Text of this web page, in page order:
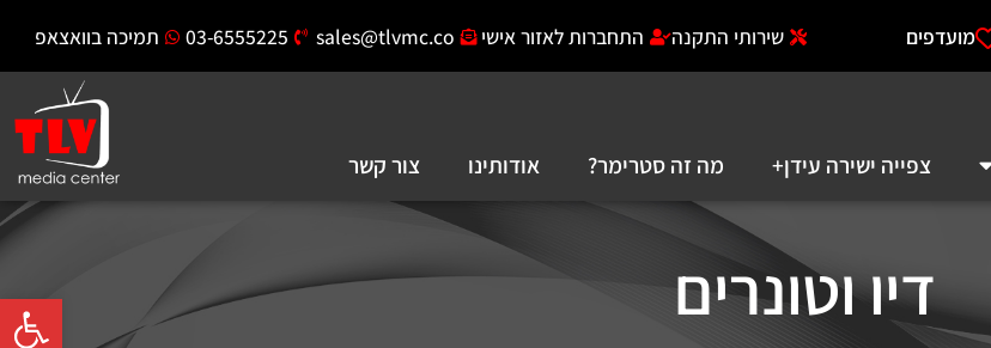
פתח
מועדפים שירותי התקנה התחברות לאזור אישי sales@tlvmc.co
03-6555225 תמיכה בוואצאפ
צפייה ישירה עידן+ מה זה סטרימר? אודותינו צור קשר
דיו וטונרים‏